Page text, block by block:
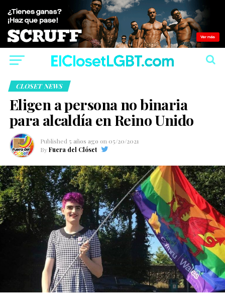
CLOSET NEWS
Eligen a persona no binaria
para alcaldía en Reino Unido
Published 5 años ago on 05/20/2021
By Fuera del Clóset